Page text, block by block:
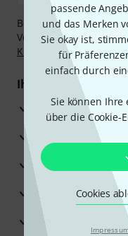
passende
und das Merken
Sie okay ist,
für
einfach durch
Sie können
über die Cookie-
Cookies
Bezahlen Sie
Vorkasse, PayPal,
Klarna Ratenzahlung
Ihre Vorteile
3 Jahre Thomann
30 Tage Money-
Reparaturservice
Beratung durch